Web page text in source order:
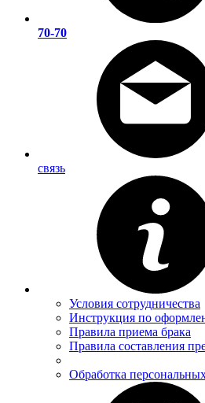
70-70
связь
Условия сотрудничества
Инструкция по
Правила приема брака
Правила составления
Обработка